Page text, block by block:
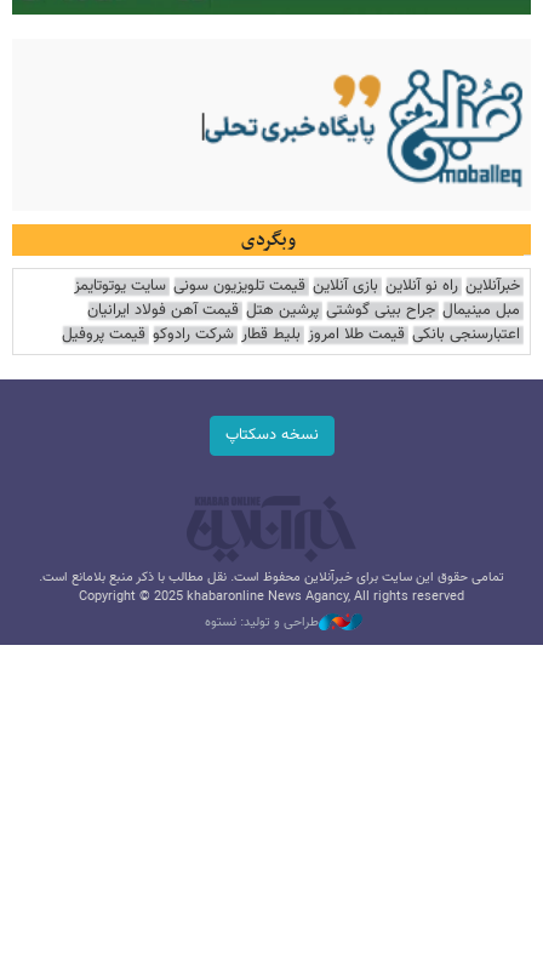
وبگردی
خبرآنلاین راه نو آنلاین بازی آنلاین قیمت تلویزیون سونی سایت یوتوتایمز
مبل مینیمال جراح بینی گوشتی پرشین هتل قیمت آهن فولاد ایرانیان
اعتبارسنجی بانکی قیمت طلا امروز بلیط قطار شرکت رادوکو قیمت پروفیل
نسخه دسکتاپ
تمامی حقوق این سایت برای خبرآنلاین محفوظ است. نقل مطالب با ذکر منبع بلامانع است.
Copyright © 2025 khabaronline News Agancy, All rights reserved
طراحی و تولید: نستوه